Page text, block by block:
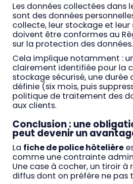
Les données collectées dans
sont des données
collecte, leur stockage et leur
doivent être conformes au
sur la protection des données.
Cela implique notamment :
clairement identifiée pour la
stockage sécurisé, une durée
définie (six mois, puis
politique de traitement des
aux clients.
Conclusion : une
peut devenir un
La fiche de police hôtelière
comme une contrainte
Une case à cocher, un tiroir à
diffus dont on préfère ne pas